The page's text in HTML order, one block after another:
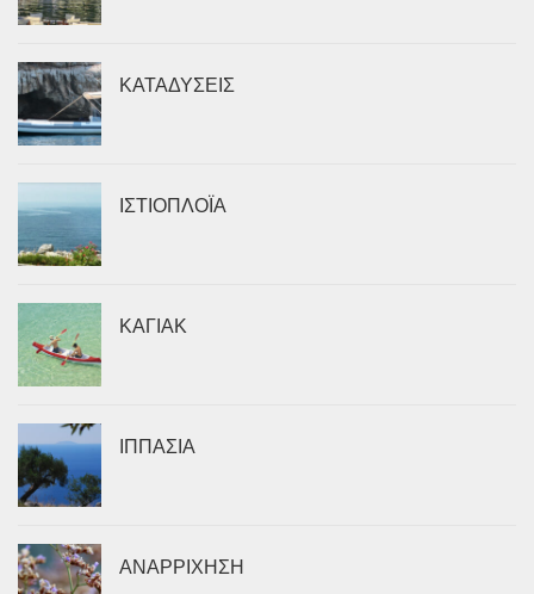
ΚΑΤΑΔΥΣΕΙΣ
ΙΣΤΙΟΠΛΟΪΑ
ΚΑΓΙΑΚ
ΙΠΠΑΣΙΑ
ΑΝΑΡΡΙΧΗΣΗ